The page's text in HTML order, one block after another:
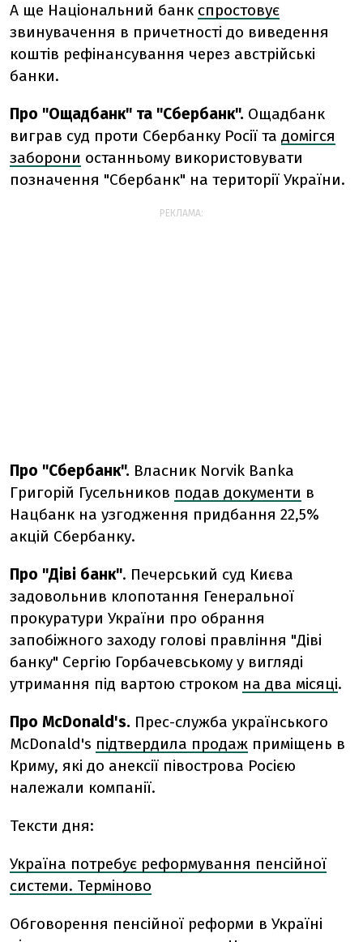
А ще Національний банк спростовує
звинувачення в причетності до виведення
коштів рефінансування через австрійські
банки.
Про "Ощадбанк" та "Сбербанк". Ощадбанк
виграв суд проти Сбербанку Росії та домігся
заборони останньому використовувати
позначення "Сбербанк" на території України.
РЕКЛАМА:
Про "Сбербанк". Власник Norvik Banka
Григорій Гусельников подав документи в
Нацбанк на узгодження придбання 22,5%
акцій Сбербанку.
Про "Діві банк". Печерський суд Києва
задовольнив клопотання Генеральної
прокуратури України про обрання
запобіжного заходу голові правління "Діві
банку" Сергію Горбачевському у вигляді
утримання під вартою строком на два місяці.
Про McDonald's. Прес-служба українського
McDonald's підтвердила продаж приміщень в
Криму, які до анексії півострова Росією
належали компанії.
Тексти дня:
Україна потребує реформування пенсійної
системи. Терміново
Обговорення пенсійної реформи в Україні